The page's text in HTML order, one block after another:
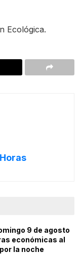
Ecológica.
9 de agosto
económicas al
la noche